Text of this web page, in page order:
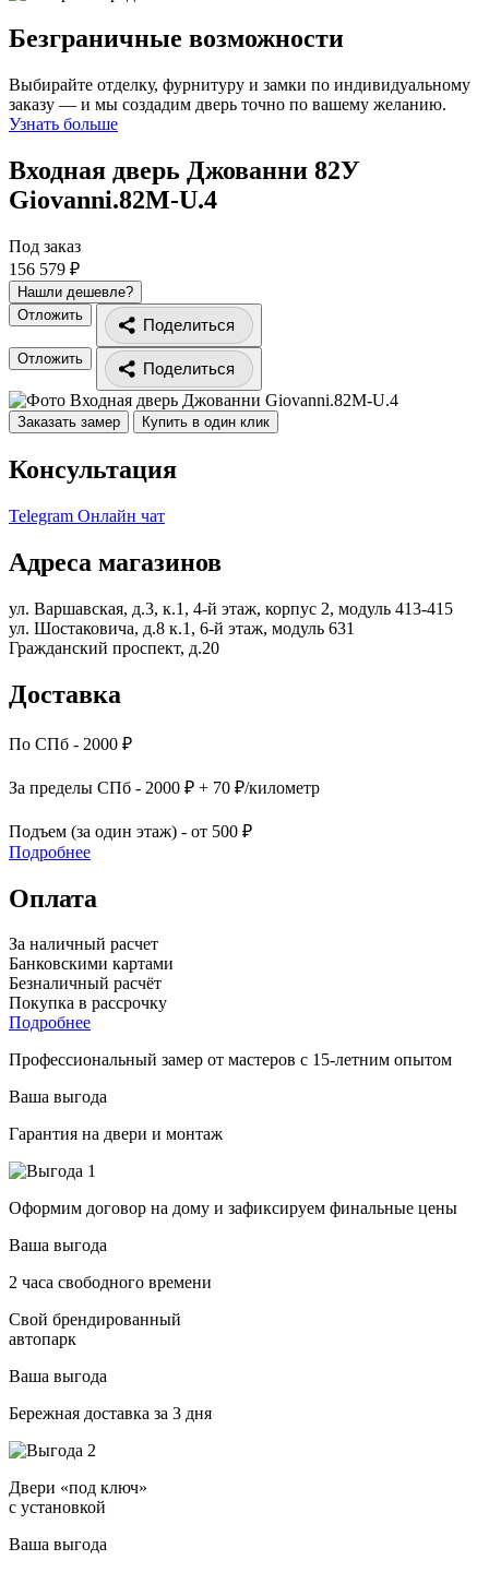
Безграничные возможности
Выбирайте отделку, фурнитуру и замки по индивидуальному
заказу — и мы создадим дверь точно по вашему желанию.
Узнать больше
Входная дверь Джованни 82У
Giovanni.82M-U.4
Под заказ
156 579 ₽
Нашли дешевле?
Отложить
Поделиться
Отложить
Поделиться
Заказать замер Купить в один клик
Консультация
Telegram Онлайн чат
Адреса магазинов
ул. Варшавская, д.3, к.1, 4-й этаж, корпус 2, модуль 413-415
ул. Шостаковича, д.8 к.1, 6-й этаж, модуль 631
Гражданский проспект, д.20
Доставка
По СПб - 2000 ₽
За пределы СПб - 2000 ₽ + 70 ₽/километр
Подъем (за один этаж) - от 500 ₽
Подробнее
Оплата
За наличный расчет
Банковскими картами
Безналичный расчёт
Покупка в рассрочку
Подробнее
Профессиональный замер от мастеров с 15-летним опытом
Ваша выгода
Гарантия на двери и монтаж
Оформим договор на дому и зафиксируем финальные цены
Ваша выгода
2 часа свободного времени
Свой брендированный
автопарк
Ваша выгода
Бережная доставка за 3 дня
Двери «под ключ»
с установкой
Ваша выгода